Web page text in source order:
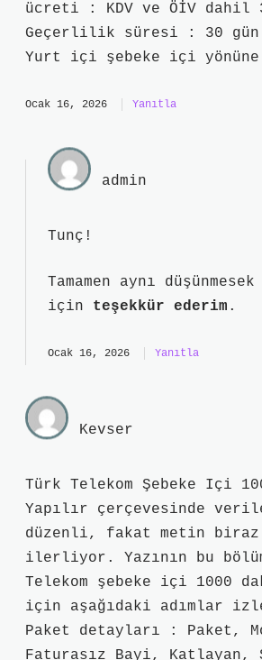
ücreti : KDV ve ÖİV dahil
Geçerlilik süresi : 30 gün.
Yurt içi şebeke içi yönüne
Ocak 16, 2026 Yanıtla
admin
Tunç!
Tamamen aynı
için teşekkür ederim .
Ocak 16, 2026 Yanıtla
Kevser
Türk Telekom Şebeke Içi
Yapılır çerçevesinde
düzenli, fakat metin biraz
ilerliyor. Yazının bu
Telekom şebeke içi 1000
için aşağıdaki adımlar
Paket detayları : Paket,
Faturasız Bayi, Katlayan,